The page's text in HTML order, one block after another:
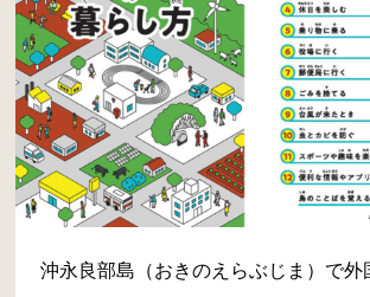
沖永良部島（おきのえらぶじま）で外